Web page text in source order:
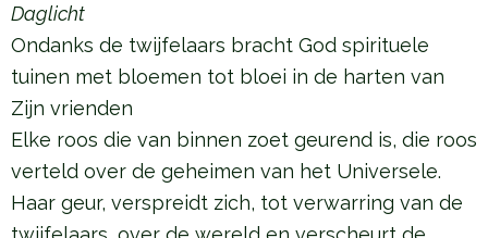
Daglicht
Ondanks de twijfelaars bracht God spirituele
tuinen met bloemen tot bloei in de harten van
Zijn vrienden
Elke roos die van binnen zoet geurend is, die roos
verteld over de geheimen van het Universele.
Haar geur, verspreidt zich, tot verwarring van de